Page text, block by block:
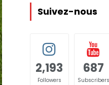
Suivez-nous
2,193
Followers
687
Subscribers